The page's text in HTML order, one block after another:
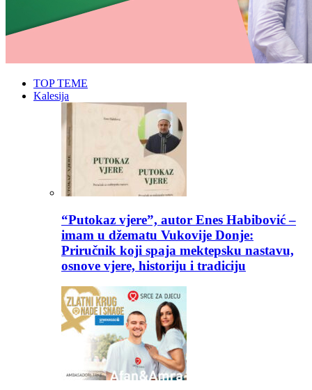
TOP TEME
Kalesija
“Putokaz vjere”, autor Enes Habibović –
imam u džematu Vukovije Donje:
Priručnik koji spaja mektepsku nastavu,
osnove vjere, historiju i tradiciju